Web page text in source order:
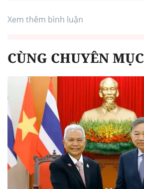
Xem thêm bình luận
CÙNG CHUYÊN MỤC